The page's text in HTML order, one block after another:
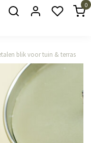
0
blik voor tuin & terras